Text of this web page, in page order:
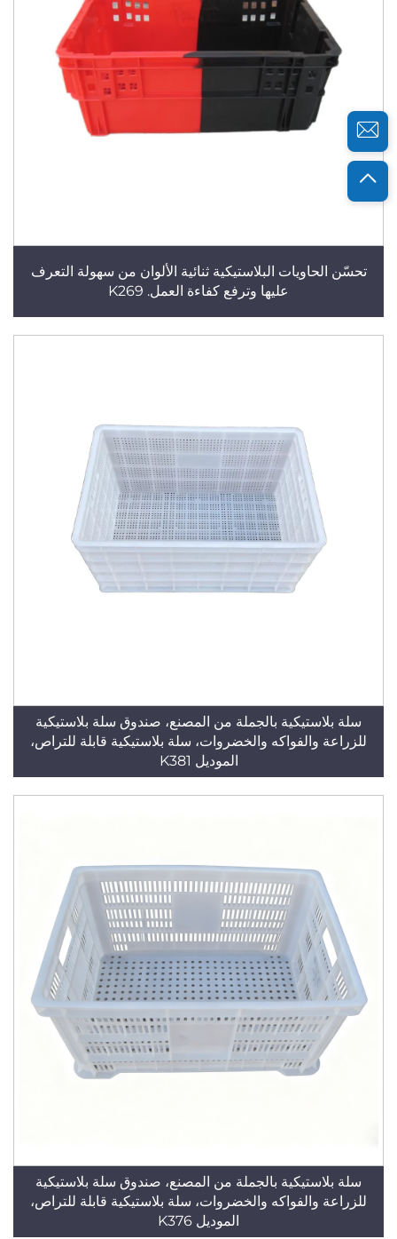
تحسّن الحاويات البلاستيكية ثنائية الألوان من سهولة التعرف
عليها وترفع كفاءة العمل. K269
سلة بلاستيكية بالجملة من المصنع، صندوق سلة بلاستيكية
للزراعة والفواكه والخضروات، سلة بلاستيكية قابلة للتراص،
الموديل K381
سلة بلاستيكية بالجملة من المصنع، صندوق سلة بلاستيكية
للزراعة والفواكه والخضروات، سلة بلاستيكية قابلة للتراص،
الموديل K376